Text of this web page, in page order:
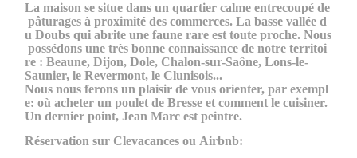
La maison se situe dans un quartier calme entrecoupé de
pâturages à proximité des commerces. La basse vallée d
u Doubs qui abrite une faune rare est toute proche. Nous
possédons une très bonne connaissance de notre territoi
re : Beaune, Dijon, Dole, Chalon-sur-Saône, Lons-le-
Saunier, le Revermont, le Clunisois...
Nous nous ferons un plaisir de vous orienter, par exempl
e: où acheter un poulet de Bresse et comment le cuisiner.
Un dernier point, Jean Marc est peintre.
Réservation sur Clevacances ou Airbnb: